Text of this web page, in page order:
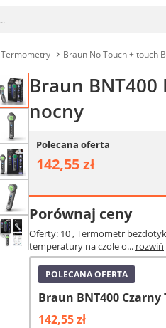
Termometry Braun No Touch + touch
Braun
nocny
Polecana oferta
142,55 zł
Porównaj ceny
Oferty: 10, Termometr
temperatury na czole o... rozwiń
POLECANA OFERTA
Braun BNT400
142,55 zł